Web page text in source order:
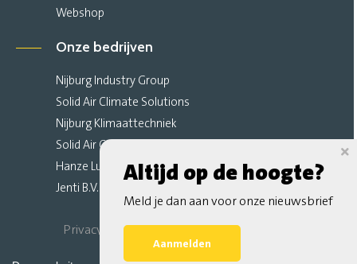
Webshop
Onze bedrijven
Nijburg Industry Group
Solid Air Climate Solutions
Nijburg Klimaattechniek
Solid Air Climate Ceilings
Hanze Luchttechniek
Jenti B.V.
Privacy Verklaring Algemene Voorwaarden
Sitemap
Altijd op de hoogte?
Meld je dan aan voor onze nieuwsbrief
Aanmelden